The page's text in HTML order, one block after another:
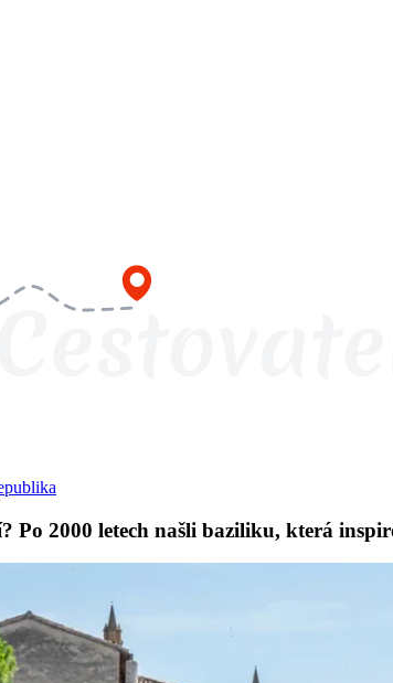
Po 2000 letech našli baziliku, která